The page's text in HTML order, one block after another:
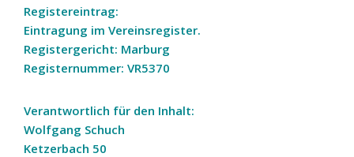
Registereintrag:
Eintragung im Vereinsregister.
Registergericht: Marburg
Registernummer: VR5370
Verantwortlich für den Inhalt:
Wolfgang Schuch
Ketzerbach 50